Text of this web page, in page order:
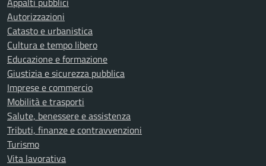
Autorizzazioni
Catasto e urbanistica
Cultura e tempo libero
Educazione e formazione
Giustizia e sicurezza pubblica
Imprese e commercio
Mobilità e trasporti
Salute, benessere e assistenza
Tributi, finanze e contravvenzioni
Turismo
Vita lavorativa